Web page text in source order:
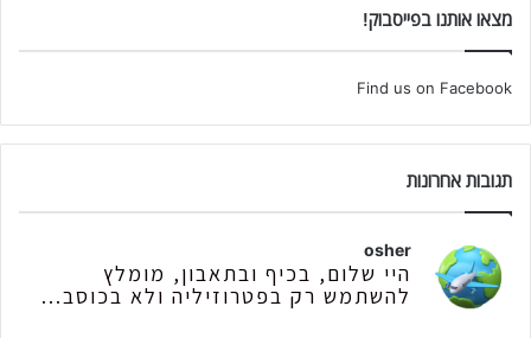
מצאו אותנו בפייסבוק!
Find us on Facebook
תגובות אחרונות
osher
היי שלום, בכיף ובתאבון, מומלץ
להשתמש רק בפטרוזיליה ולא בכוסב...